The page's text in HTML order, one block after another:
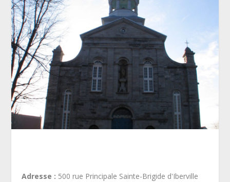
Adresse : 500 rue Principale Sainte-Brigide d'Iberville